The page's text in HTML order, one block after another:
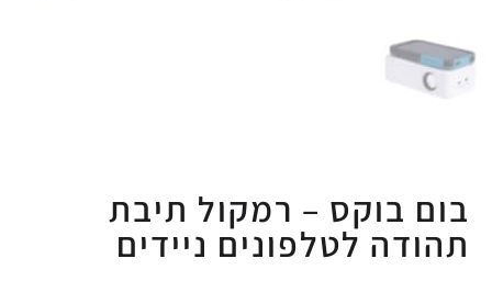
בום בוקס – רמקול תיבת
תהודה לטלפונים ניידים